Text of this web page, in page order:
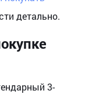
детально.
3-